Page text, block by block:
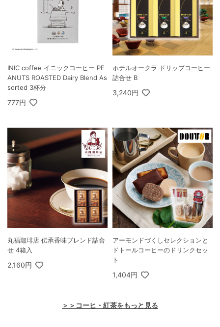
INIC coffee イニックコーヒー PE
ANUTS ROASTED Dairy Blend As
sorted 3杯分
777円
ホテルオークラ ドリップコーヒー
詰合せ B
3,240円
丸福珈琲店 伝承香味ブレンド詰合
せ 4箱入
2,160円
アーモンドづくしセレクションと
ドトールコーヒーのドリンクセッ
ト
1,404円
＞＞コーヒ・紅茶をもっと見る